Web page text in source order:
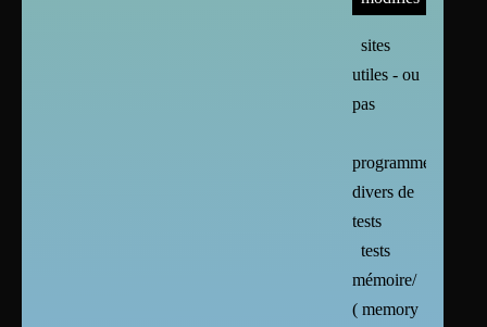
sites
utiles - ou
pas
programmes
divers de
tests
tests
mémoire/
( memory